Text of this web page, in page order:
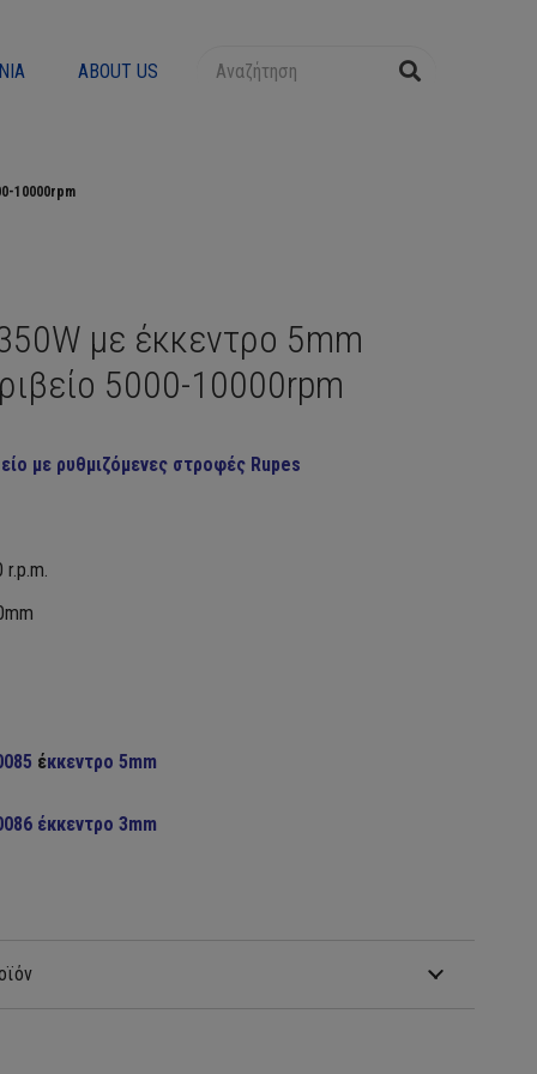
ABOUT US
10000rpm
με έκκεντρο 5mm
5000-10000rpm
με ρυθμιζόμενες στροφές Rupes
έκκεντρο 5mm
έκκεντρο 3mm